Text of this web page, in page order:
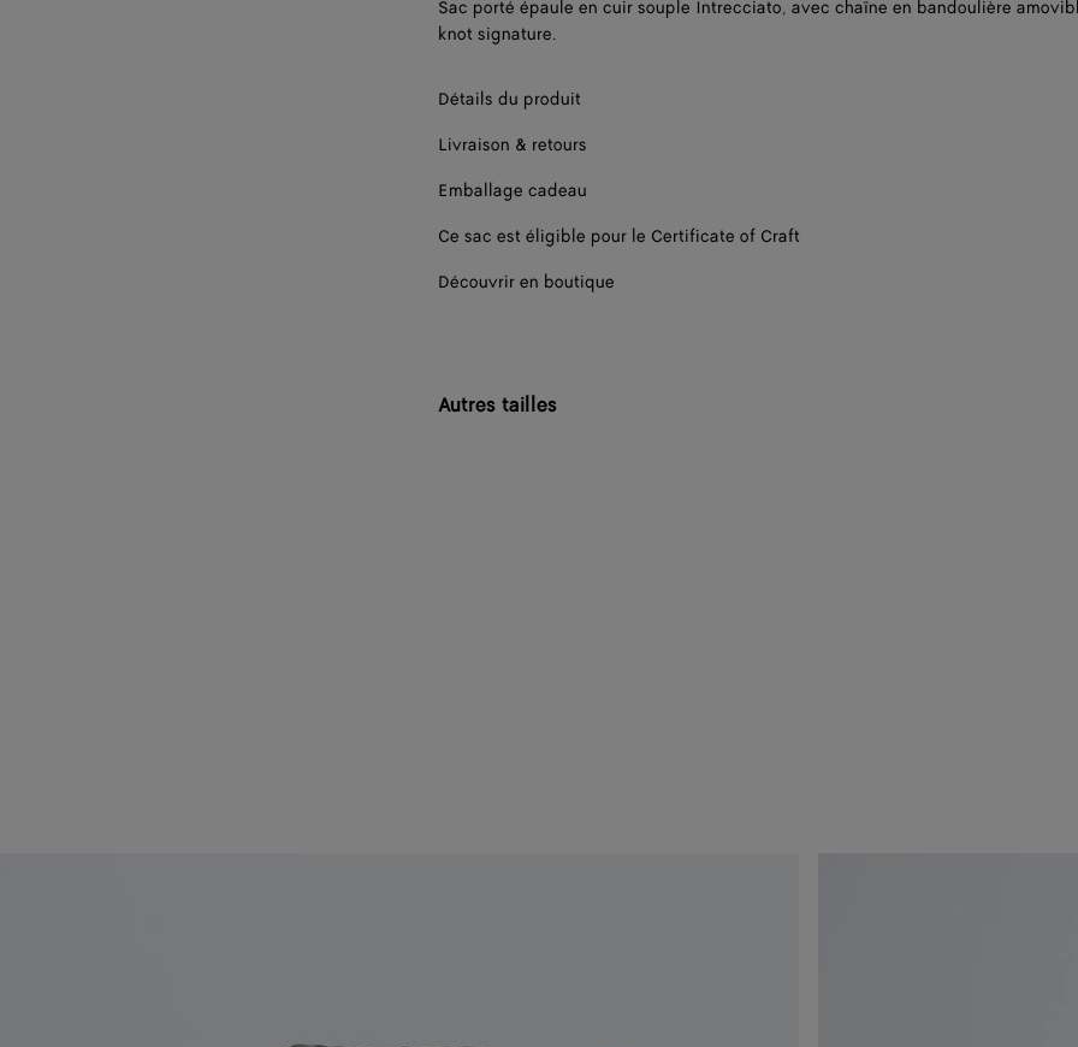
Sac porté épaule en cuir souple Intrecciato, avec chaîne en bandoulière
knot signature.
Détails du produit
Livraison & retours
Emballage cadeau
Ce sac est éligible pour le Certificate of Craft
Découvrir en boutique
Autres tailles